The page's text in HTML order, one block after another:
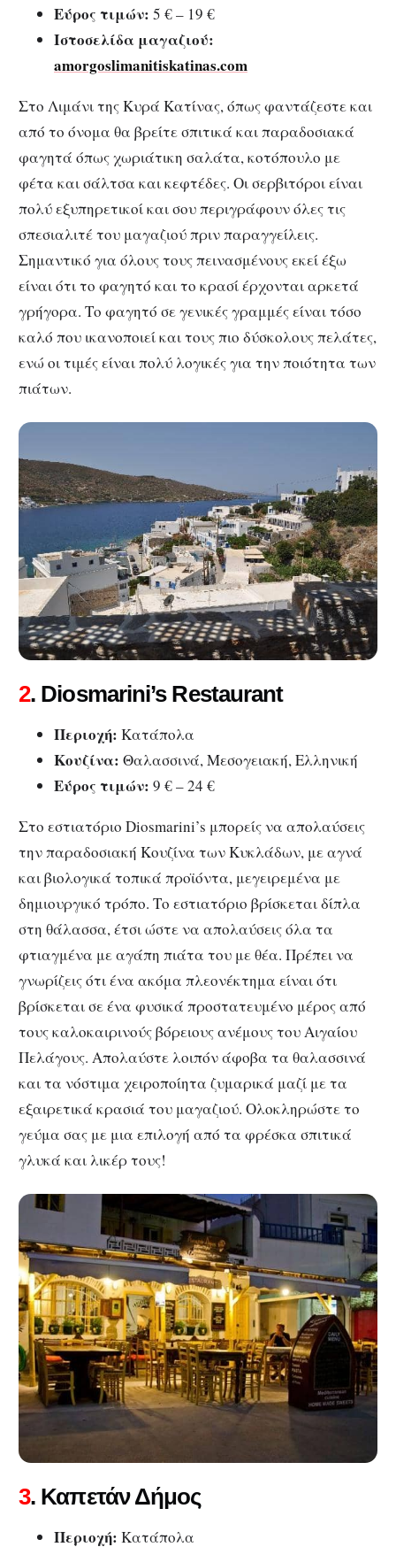
Εύρος τιμών: 5 € – 19 €
Ιστοσελίδα μαγαζιού:
amorgoslimanitiskatinas.com
Στο Λιμάνι της Κυρά Κατίνας, όπως φαντάζεστε και
από το όνομα θα βρείτε σπιτικά και παραδοσιακά
φαγητά όπως χωριάτικη σαλάτα, κοτόπουλο με
φέτα και σάλτσα και κεφτέδες. Οι σερβιτόροι είναι
πολύ εξυπηρετικοί και σου περιγράφουν όλες τις
σπεσιαλιτέ του μαγαζιού πριν παραγγείλεις.
Σημαντικό για όλους τους πεινασμένους εκεί έξω
είναι ότι το φαγητό και το κρασί έρχονται αρκετά
γρήγορα. Το φαγητό σε γενικές γραμμές είναι τόσο
καλό που ικανοποιεί και τους πιο δύσκολους πελάτες,
ενώ οι τιμές είναι πολύ λογικές για την ποιότητα των
πιάτων.
2. Diosmarini’s Restaurant
Περιοχή: Κατάπολα
Κουζίνα: Θαλασσινά, Μεσογειακή, Ελληνική
Εύρος τιμών: 9 € – 24 €
Στο εστιατόριο Diosmarini’s μπορείς να απολαύσεις
την παραδοσιακή Κουζίνα των Κυκλάδων, με αγνά
και βιολογικά τοπικά προϊόντα, μεγειρεμένα με
δημιουργικό τρόπο. Το εστιατόριο βρίσκεται δίπλα
στη θάλασσα, έτσι ώστε να απολαύσεις όλα τα
φτιαγμένα με αγάπη πιάτα του με θέα. Πρέπει να
γνωρίζεις ότι ένα ακόμα πλεονέκτημα είναι ότι
βρίσκεται σε ένα φυσικά προστατευμένο μέρος από
τους καλοκαιρινούς βόρειους ανέμους του Αιγαίου
Πελάγους. Απολαύστε λοιπόν άφοβα τα θαλασσινά
και τα νόστιμα χειροποίητα ζυμαρικά μαζί με τα
εξαιρετικά κρασιά του μαγαζιού. Ολοκληρώστε το
γεύμα σας με μια επιλογή από τα φρέσκα σπιτικά
γλυκά και λικέρ τους!
3. Καπετάν Δήμος
Περιοχή: Κατάπολα